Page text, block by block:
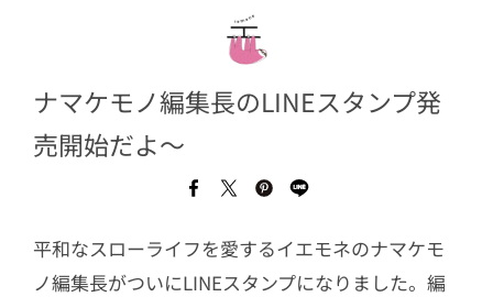
ナマケモノ編集長のLINEスタンプ発
売開始だよ〜
平和なスローライフを愛するイエモネのナマケモ
ノ編集長がついにLINEスタンプになりました。編